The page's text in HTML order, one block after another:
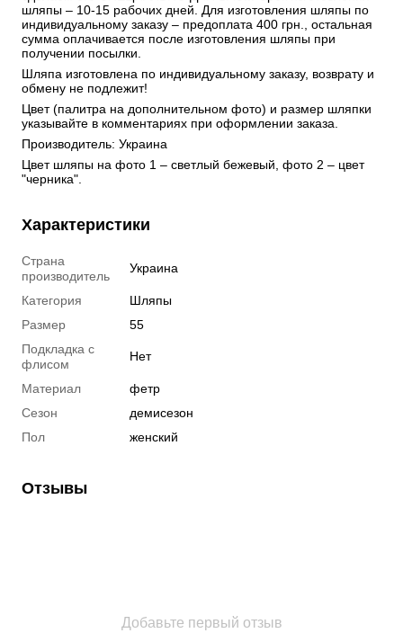
шляпы – 10-15 рабочих дней. Для изготовления шляпы по
индивидуальному заказу – предоплата 400 грн., остальная
сумма оплачивается после изготовления шляпы при
получении посылки.
Шляпа изготовлена ​​по индивидуальному заказу, возврату и
обмену не подлежит!
Цвет (палитра на дополнительном фото) и размер шляпки
указывайте в комментариях при оформлении заказа.
Производитель: Украина
Цвет шляпы на фото 1 – светлый бежевый, фото 2 – цвет
"черника".
Характеристики
Страна
производитель
Украина
Категория
Шляпы
Размер
55
Подкладка с
флисом
Нет
Материал
фетр
Сезон
демисезон
Пол
женский
Отзывы
Добавьте первый отзыв